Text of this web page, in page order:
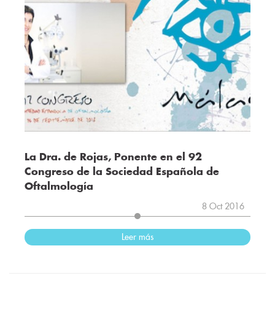
La Dra. de Rojas, Ponente en el 92
Congreso de la Sociedad Española de
Oftalmología
8 Oct 2016
Leer más